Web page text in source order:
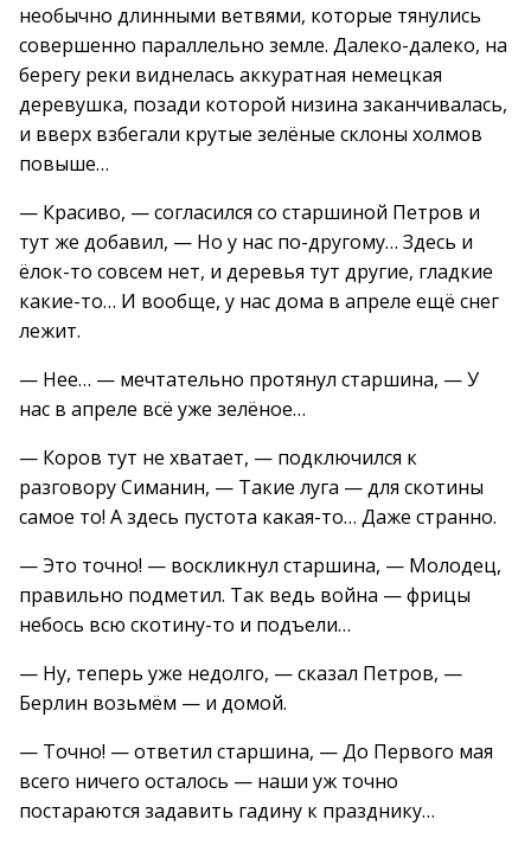
необычно длинными ветвями, которые тянулись
совершенно параллельно земле. Далеко-далеко, на
берегу реки виднелась аккуратная немецкая
деревушка, позади которой низина заканчивалась,
и вверх взбегали крутые зелёные склоны холмов
повыше…
— Красиво, — согласился со старшиной Петров и
тут же добавил, — Но у нас по-другому… Здесь и
ёлок-то совсем нет, и деревья тут другие, гладкие
какие-то… И вообще, у нас дома в апреле ещё снег
лежит.
— Нее… — мечтательно протянул старшина, — У
нас в апреле всё уже зелёное…
— Коров тут не хватает, — подключился к
разговору Симанин, — Такие луга — для скотины
самое то! А здесь пустота какая-то… Даже странно.
— Это точно! — воскликнул старшина, — Молодец,
правильно подметил. Так ведь война — фрицы
небось всю скотину-то и подъели…
— Ну, теперь уже недолго, — сказал Петров, —
Берлин возьмём — и домой.
— Точно! — ответил старшина, — До Первого мая
всего ничего осталось — наши уж точно
постараются задавить гадину к празднику…